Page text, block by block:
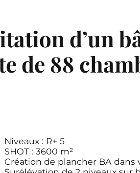
d’un
de 88
Niveaux : R+ 5
SHOT : 3600 m²
Création de plancher BA dans